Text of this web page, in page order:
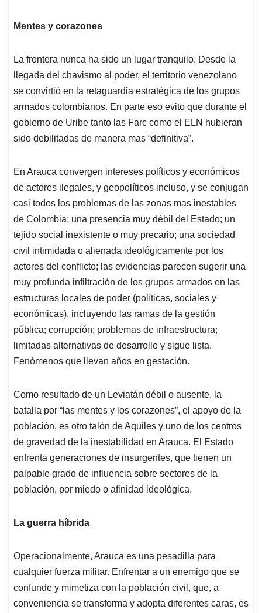
Mentes y corazones
La frontera nunca ha sido un lugar tranquilo. Desde la
llegada del chavismo al poder, el territorio venezolano
se convirtió en la retaguardia estratégica de los grupos
armados colombianos. En parte eso evito que durante el
gobierno de Uribe tanto las Farc como el ELN hubieran
sido debilitadas de manera mas “definitiva”.
En Arauca convergen intereses políticos y económicos
de actores ilegales, y geopolíticos incluso, y se conjugan
casi todos los problemas de las zonas mas inestables
de Colombia: una presencia muy débil del Estado; un
tejido social inexistente o muy precario; una sociedad
civil intimidada o alienada ideológicamente por los
actores del conflicto; las evidencias parecen sugerir una
muy profunda infiltración de los grupos armados en las
estructuras locales de poder (políticas, sociales y
económicas), incluyendo las ramas de la gestión
pública; corrupción; problemas de infraestructura;
limitadas alternativas de desarrollo y sigue lista.
Fenómenos que llevan años en gestación.
Como resultado de un Leviatán débil o ausente, la
batalla por “las mentes y los corazones”, el apoyo de la
población, es otro talón de Aquiles y uno de los centros
de gravedad de la inestabilidad en Arauca. El Estado
enfrenta generaciones de insurgentes, que tienen un
palpable grado de influencia sobre sectores de la
población, por miedo o afinidad ideológica.
La guerra híbrida
Operacionalmente, Arauca es una pesadilla para
cualquier fuerza militar. Enfrentar a un enemigo que se
confunde y mimetiza con la población civil, que, a
conveniencia se transforma y adopta diferentes caras, es